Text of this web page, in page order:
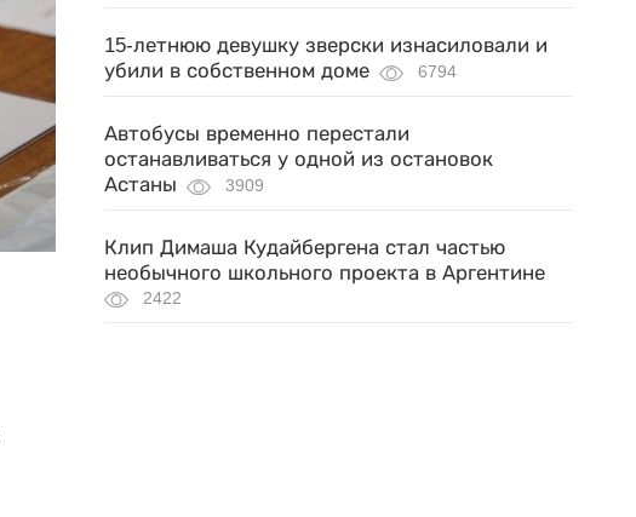
15-летнюю девушку зверски изнасиловали и
убили в собственном доме
6794
Автобусы временно перестали
останавливаться у одной из остановок
Астаны
3909
Клип Димаша Кудайбергена стал частью
необычного школьного проекта в Аргентине
2422